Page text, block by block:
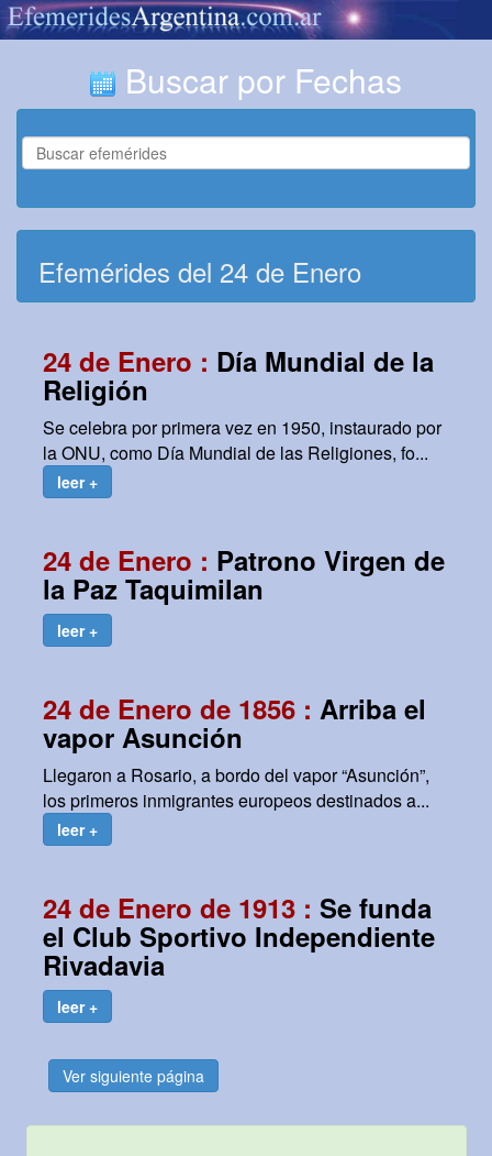
Buscar por Fechas
Efemérides del 24 de Enero
24 de Enero : Día Mundial de la
Religión
Se celebra por primera vez en 1950, instaurado por
la ONU, como Día Mundial de las Religiones, fo...
leer +
24 de Enero : Patrono Virgen de
la Paz Taquimilan
leer +
24 de Enero de 1856 : Arriba el
vapor Asunción
Llegaron a Rosario, a bordo del vapor “Asunción”,
los primeros inmigrantes europeos destinados a...
leer +
24 de Enero de 1913 : Se funda
el Club Sportivo Independiente
Rivadavia
leer +
Ver siguiente página